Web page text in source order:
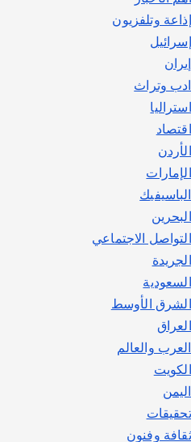
إذاعة وتلفزيون
إسرائيل
إيران
ادب وتراث
استراليا
اقتصاد
الأردن
الإمارات
الباسيفيك
البحرين
التواصل الاجتماعي
الجريدة
السعودية
الشرق الأوسط
العراق
العرب والعالم
الكويت
اليمن
تحقيقات
ثقافة وفنون